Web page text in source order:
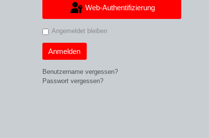
Web-Authentifizierung
Angemeldet bleiben
Anmelden
Benutzername vergessen?
Passwort vergessen?